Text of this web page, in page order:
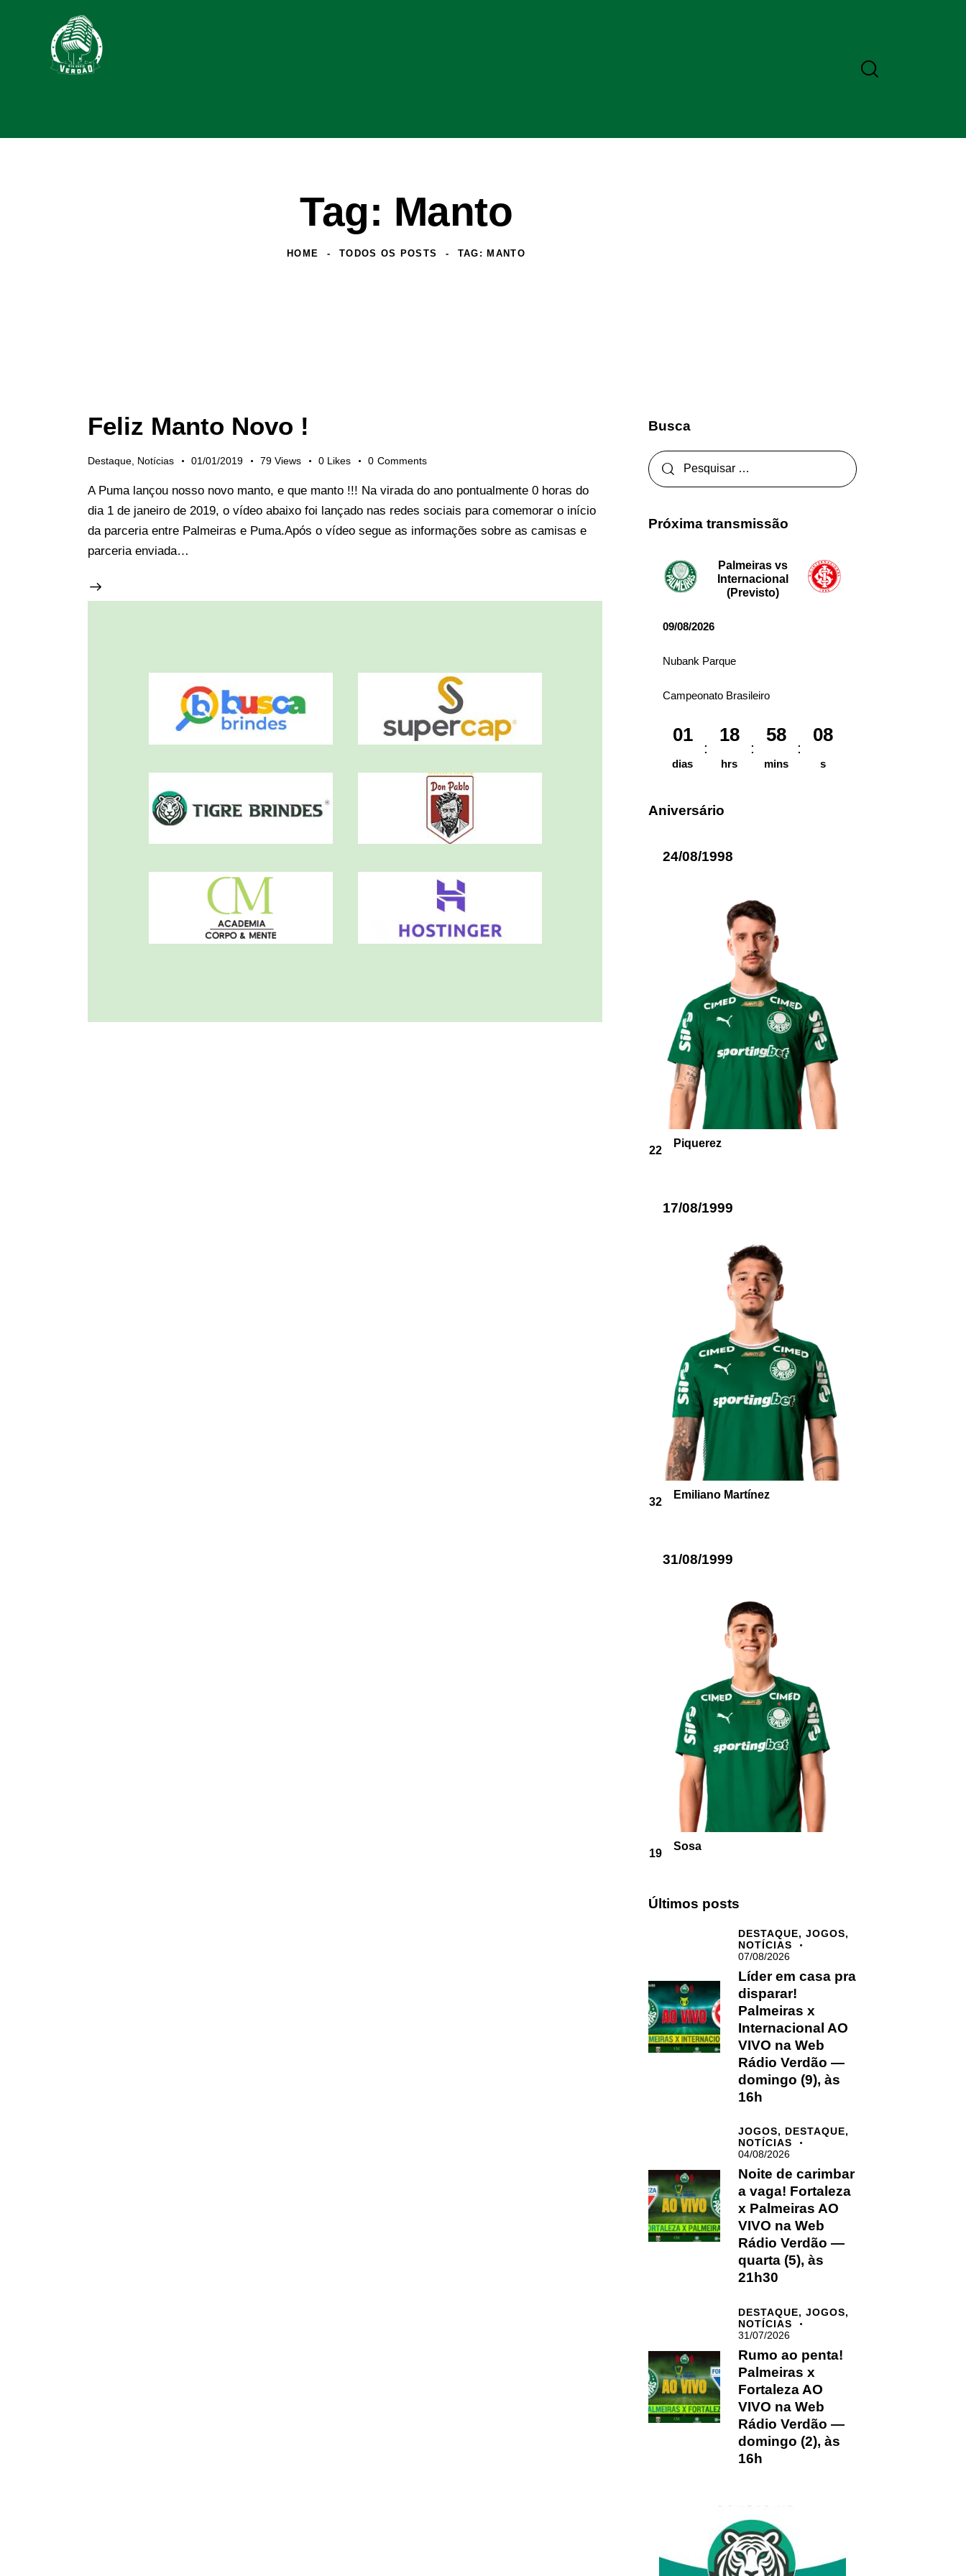
Tag: Manto
HOME TODOS OS POSTS TAG: MANTO
Feliz Manto Novo !
Destaque, Notícias 01/01/2019 79 Views 0 Likes 0 Comments
A Puma lançou nosso novo manto, e que manto !!! Na virada do ano pontualmente 0 horas do
dia 1 de janeiro de 2019, o vídeo abaixo foi lançado nas redes sociais para comemorar o início
da parceria entre Palmeiras e Puma.Após o vídeo segue as informações sobre as camisas e
parceria enviada…
Busca
Próxima transmissão
Palmeiras vs
Internacional
(Previsto)
09/08/2026
Nubank Parque
Campeonato Brasileiro
01
dias
18
hrs
58
mins
08
s
Aniversário
24/08/1998
22
Piquerez
17/08/1999
32
Emiliano Martínez
31/08/1999
19
Sosa
Últimos posts
DESTAQUE,JOGOS,
NOTÍCIAS
07/08/2026
Líder em casa pra
disparar!
Palmeiras x
Internacional AO
VIVO na Web
Rádio Verdão —
domingo (9), às
16h
JOGOS, DESTAQUE,
NOTÍCIAS
04/08/2026
Noite de carimbar
a vaga! Fortaleza
x Palmeiras AO
VIVO na Web
Rádio Verdão —
quarta (5), às
21h30
DESTAQUE,JOGOS,
NOTÍCIAS
31/07/2026
Rumo ao penta!
Palmeiras x
Fortaleza AO
VIVO na Web
Rádio Verdão —
domingo (2), às
16h